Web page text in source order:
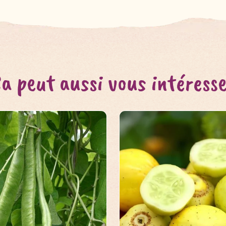
peut aussi vous